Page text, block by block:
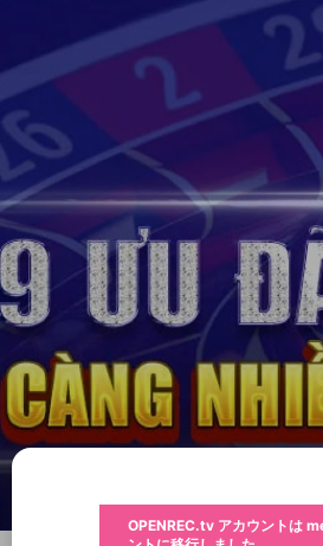
ファン
OPENREC.tv アカウントは
ントに移行しました。
新規
新規登
@
OPENREC.tvアカウントは
トに統合しました。
ログ
OPENREC.tv アカウントは
パーソナルデ
年
不適切なユーザーと
サブスク
限定コミュニ